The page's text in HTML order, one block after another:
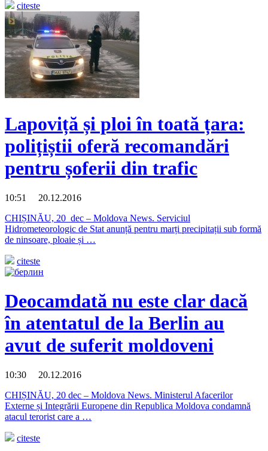
citeste
Lapoviță și ploi în toată țara:
polițiștii oferă recomandări
pentru șoferii din trafic
10:51 20.12.2016
CHIȘINĂU, 20 dec – Moldova News. Serviciul
Hidrometeorologic de Stat anunță pentru marți precipitații sub formă
de ninsoare, ploaie și …
citeste
Deocamdată nu este clar dacă
în atentatul de la Berlin au
avut de suferit moldoveni
10:30 20.12.2016
CHIȘINĂU, 20 dec – Moldova News. Ministerul Afacerilor
Externe și Integrării Europene din Republica Moldova condamnă
atacul terorist care a …
citeste